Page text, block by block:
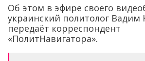
Об этом в эфире своего
украинский политолог Вадим
передаёт корреспондент
«ПолитНавигатора».